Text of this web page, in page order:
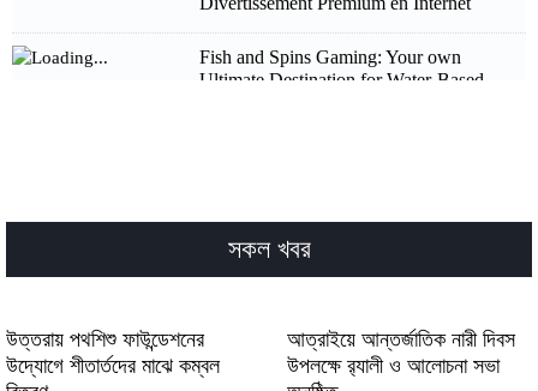
Fish and Spins Gaming: Your own
Ultimate Destination for Water-Based
High‑Intensity Slots for Fast‑Paced Players
von win beatz für ambitionierte
Klanggestalter weiter
সকল খবর
উত্তরায় পথশিশু ফাউন্ডেশনের
উদ্যোগে শীতার্তদের মাঝে কম্বল
আত্রাইয়ে আন্তর্জাতিক নারী দিবস
উপলক্ষে র‍্যালী ও আলোচনা সভা